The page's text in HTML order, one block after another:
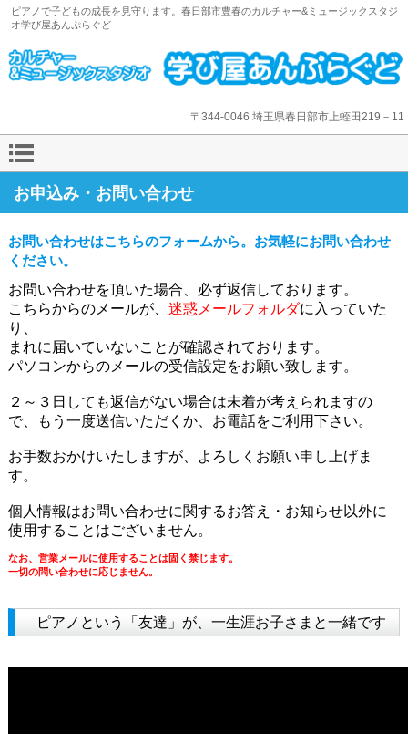
ピアノで子どもの成長を見守ります。春日部市豊春のカルチャー&ミュージックスタジ
オ学び屋あんぷらぐど
〒344-0046 埼玉県春日部市上蛭田219－11
お申込み・お問い合わせ
お問い合わせはこちらのフォームから。お気軽にお問い合わせ
ください。
お問い合わせを頂いた場合、必ず返信しております。
こちらからのメールが、 迷惑メールフォルダに入っていた
り、
まれに届いていないことが確認されております。
パソコンからのメールの受信設定をお願い致します。
２～３日しても返信がない場合は未着が考えられますの
で、もう一度送信いただくか、お電話をご利用下さい。
お手数おかけいたしますが、よろしくお願い申し上げま
す。
個人情報はお問い合わせに関するお答え・お知らせ以外に
使用することはございません。
なお、営業メールに使用することは固く禁じます。
一切の問い合わせに応じません。
ピアノという「友達」が、一生涯お子さまと一緒です